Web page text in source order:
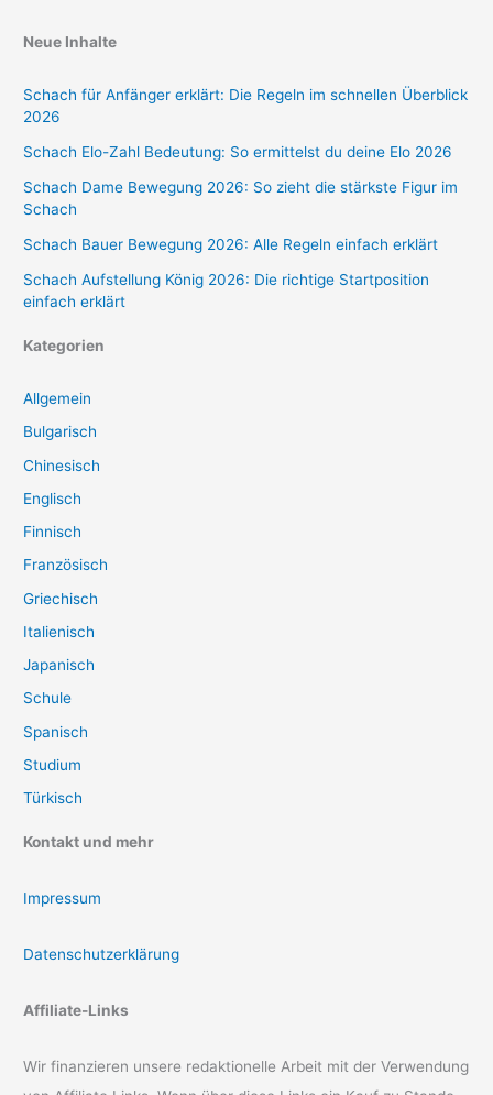
Neue Inhalte
Schach für Anfänger erklärt: Die Regeln im schnellen Überblick
2026
Schach Elo-Zahl Bedeutung: So ermittelst du deine Elo 2026
Schach Dame Bewegung 2026: So zieht die stärkste Figur im
Schach
Schach Bauer Bewegung 2026: Alle Regeln einfach erklärt
Schach Aufstellung König 2026: Die richtige Startposition
einfach erklärt
Kategorien
Allgemein
Bulgarisch
Chinesisch
Englisch
Finnisch
Französisch
Griechisch
Italienisch
Japanisch
Schule
Spanisch
Studium
Türkisch
Kontakt und mehr
Impressum
Datenschutzerklärung
Affiliate-Links
Wir finanzieren unsere redaktionelle Arbeit mit der Verwendung